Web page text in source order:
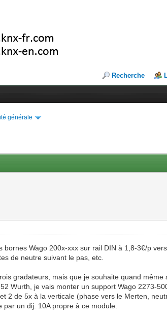
Recherche
générale
Wago 200x-xxx sur rail DIN à 1,8-3€/p
de neutre suivant le pas, etc.
gradateurs, mais que je souhaite quand
Wurth, je vais monter un support Wago 2273-
2 de 5x à la verticale (phase vers le Merten,
un dij. 10A propre à ce module.